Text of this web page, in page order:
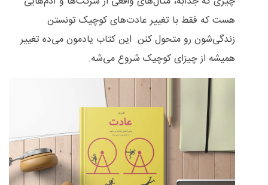
هست که فقط با تغییر عادت‌های کوچیک تونستن
زندگی‌شون رو متحول کنن. این کتاب یادمون می‌ده تغییر
همیشه از چیزای کوچیک شروع می‌شه.